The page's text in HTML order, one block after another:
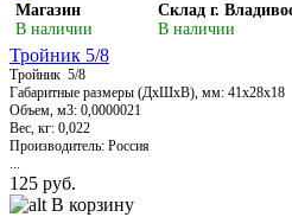
Магазин
В наличии
Склад г.
В наличии
Тройник 5/8
Тройник 5/8
Габаритные размеры (ДхШхВ), мм: 41х28х18
Объем, м3: 0,0000021
Вес, кг: 0,022
Производитель: Россия
...
125 руб.
В корзину